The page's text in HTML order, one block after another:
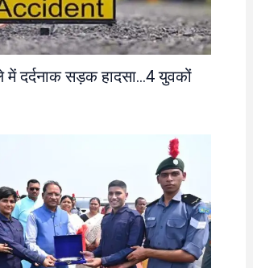
में दर्दनाक सड़क हादसा…4 युवकों